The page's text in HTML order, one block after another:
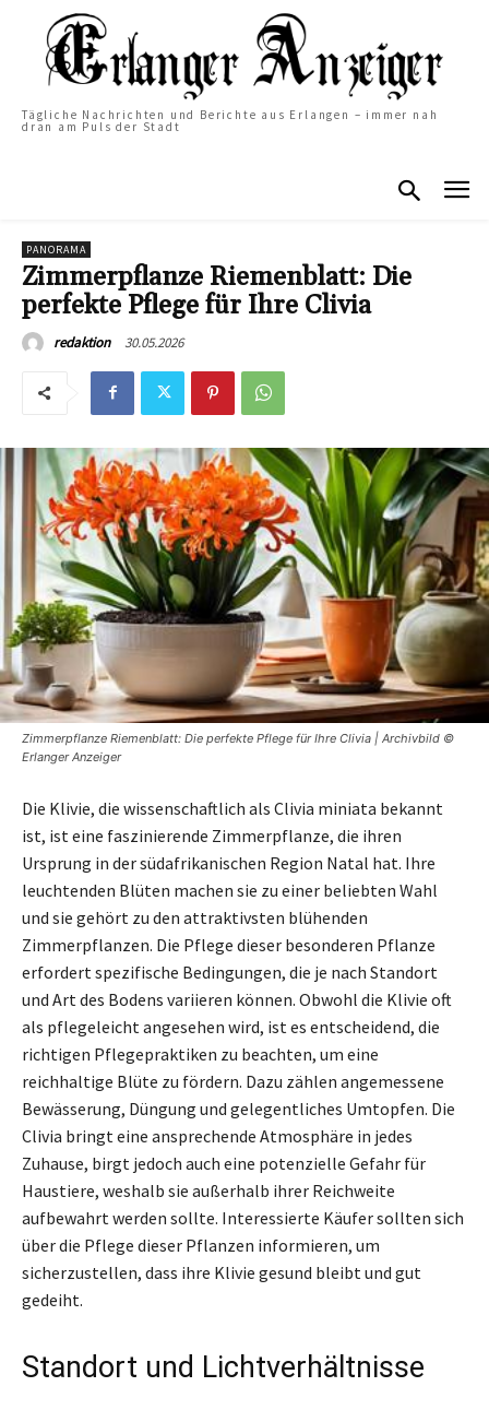
Tägliche Nachrichten und Berichte aus Erlangen – immer nah
dran am Puls der Stadt
PANORAMA
Zimmerpflanze Riemenblatt: Die
perfekte Pflege für Ihre Clivia
redaktion 30.05.2026
Zimmerpflanze Riemenblatt: Die perfekte Pflege für Ihre Clivia | Archivbild ©
Erlanger Anzeiger
Die Klivie, die wissenschaftlich als Clivia miniata bekannt
ist, ist eine faszinierende Zimmerpflanze, die ihren
Ursprung in der südafrikanischen Region Natal hat. Ihre
leuchtenden Blüten machen sie zu einer beliebten Wahl
und sie gehört zu den attraktivsten blühenden
Zimmerpflanzen. Die Pflege dieser besonderen Pflanze
erfordert spezifische Bedingungen, die je nach Standort
und Art des Bodens variieren können. Obwohl die Klivie oft
als pflegeleicht angesehen wird, ist es entscheidend, die
richtigen Pflegepraktiken zu beachten, um eine
reichhaltige Blüte zu fördern. Dazu zählen angemessene
Bewässerung, Düngung und gelegentliches Umtopfen. Die
Clivia bringt eine ansprechende Atmosphäre in jedes
Zuhause, birgt jedoch auch eine potenzielle Gefahr für
Haustiere, weshalb sie außerhalb ihrer Reichweite
aufbewahrt werden sollte. Interessierte Käufer sollten sich
über die Pflege dieser Pflanzen informieren, um
sicherzustellen, dass ihre Klivie gesund bleibt und gut
gedeiht.
Standort und Lichtverhältnisse